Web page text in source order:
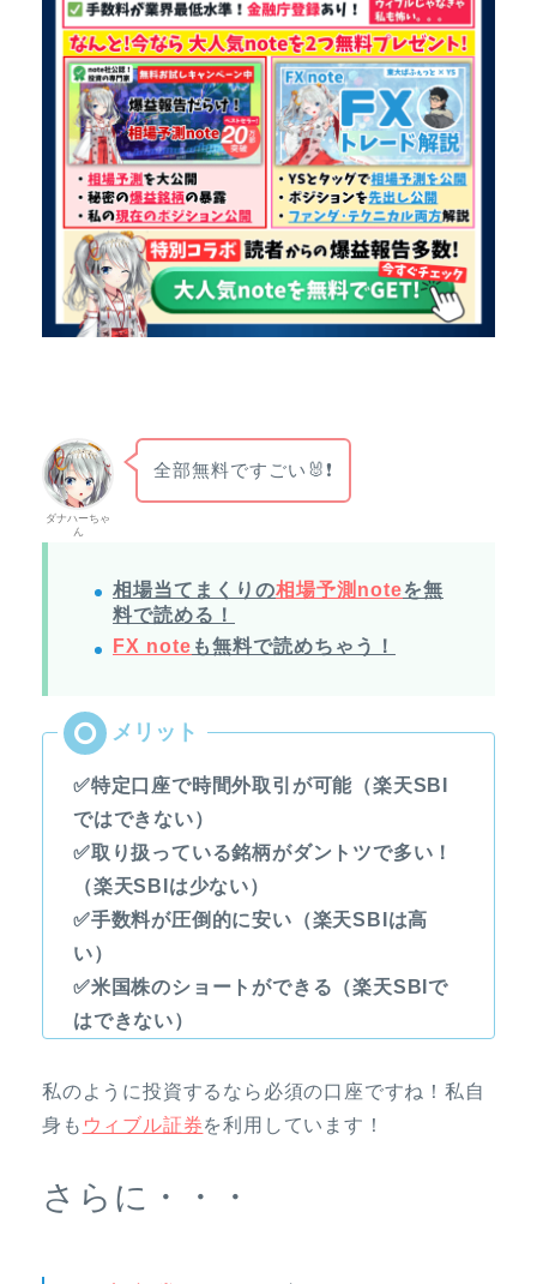
ダナハーちゃ
ん
全部無料ですごい🐰❗
相場当てまくりの相場予測noteを無
料で読める！
FX note も無料で読めちゃう！
✅特定口座で時間外取引が可能（楽天SBI
ではできない）
✅取り扱っている銘柄がダントツで多い！
（楽天SBIは少ない）
✅手数料が圧倒的に安い（楽天SBIは高
い）
✅米国株のショートができる（楽天SBIで
はできない）
私のように投資するなら必須の口座ですね！私自
身も ウィブル証券を利用しています！
さらに・・・